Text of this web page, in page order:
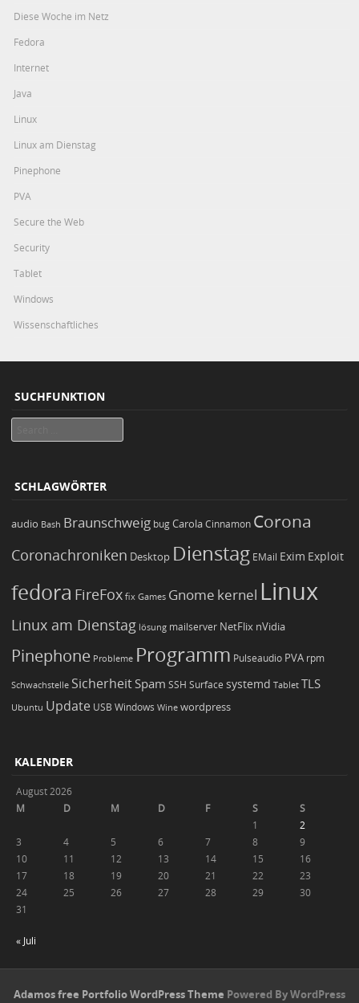
Diese Woche im Netz
Fedora
Internet
Java
Linux
Linux am Dienstag
Pinephone
PVA
Secure the Web
Security
Tablet
Windows
Wissenschaftliches
SUCHFUNKTION
SCHLAGWÖRTER
audio Bash Braunschweig bugCarola Cinnamon Corona
Coronachroniken Desktop Dienstag EMail Exim Exploit
fedora FireFox fix Games Gnome kernel Linux
Linux am Dienstag lösung mailserver NetFlix nVidia
Pinephone Probleme Programm Pulseaudio PVA rpm
Schwachstelle Sicherheit Spam SSH Surface systemd Tablet TLS
Ubuntu Update USB Windows Wine wordpress
KALENDER
August 2026
M
D M D F S
S
1
2
3
4 5 6 7 8
9
10
11 12 13 14 15
16
17
18 19 20 21 22
23
24
25 26 27 28 29
30
31
« Juli
Adamos free Portfolio WordPress Theme Powered By WordPress